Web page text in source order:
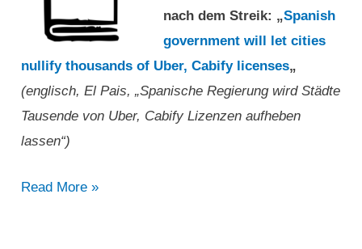
nach dem Streik: „Spanish
government will let cities
nullify thousands of Uber, Cabify licenses„
(englisch, El Pais, „Spanische Regierung wird Städte
Tausende von Uber, Cabify Lizenzen aufheben
lassen“)
„Spanische
Read More »